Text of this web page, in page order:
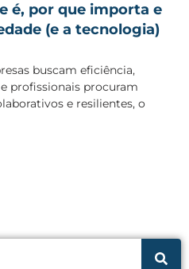
é, por que importa e
(e a tecnologia)
buscam eficiência,
profissionais procuram
e resilientes, o